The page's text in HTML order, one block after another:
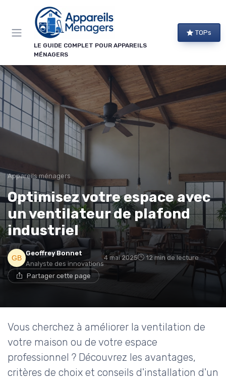
LE GUIDE COMPLET POUR APPAREILS
MÉNAGERS
TOPs
Appareils ménagers
Optimisez votre espace avec
un ventilateur de plafond
industriel
Geoffrey Bonnet
Analyste des innovations
4 mai 2025 12 min de lecture
Partager cette page
Vous cherchez à améliorer la ventilation de
votre maison ou de votre espace
professionnel ? Découvrez les avantages,
critères de choix et conseils d'installation d'un
Panneau de gestion des cookies